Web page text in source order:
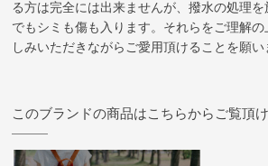
る方は完全には出来ませんが、撥水の処理
でもシミも傷も入ります。それらをご理解
しみいただきながらご愛用頂けることを願い
このブランドの商品はこちらからご覧頂け